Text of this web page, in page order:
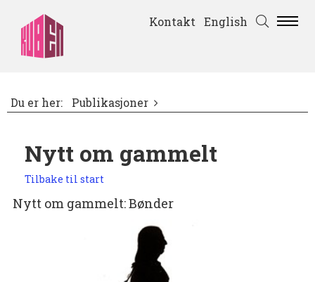
Kontakt English
Du er her: Publikasjoner
Nytt om gammelt
Tilbake til start
Nytt om gammelt: Bønder